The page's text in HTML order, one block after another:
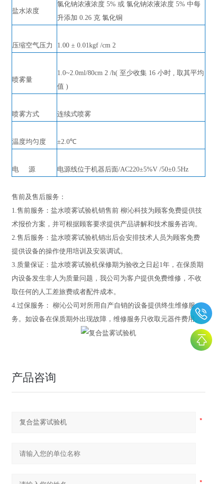
盐水浓度
氯化钠浓液浓度5% 或 氯化钠浓液浓度 5% 中每
升添加 0.26 克 氯化铜
压缩空气压力 1.00 ± 0.01kgf /cm 2
喷雾量
1.0~2.0ml/80cm 2 /h( 至少收集 16 小时 , 取其平均
值 )
喷雾方式 连续式喷雾
温度均匀度 ±2.0℃
电源 电源线位于机器后面/AC220±5%V /50±0.5Hz
售前及售后服务：
1.售前服务： 盐水喷雾试验机销售前 柳沁科技为 顾客免费提供技
术报价方案，并可根据顾客要求提供产品讲解和技术服务咨询。
2.售后服务： 盐水喷雾试验机销出 后会安排技术人员为 顾客免费
提供设备的操作使用培训 及安装调试。
3.质量保证： 盐水喷雾试验机保修期为验收之日起1年，在保质期
内设备发生非人为质量问题，我公司为客户提供免费维修 ，不收
取任何的人工差旅费或者配件成本。
4.过保服务： 柳沁公司对所用 自产自销的设备提供终生维修服
务。如设备在保质期外出现故障，维修服务只收取元器件费用。
产品咨询